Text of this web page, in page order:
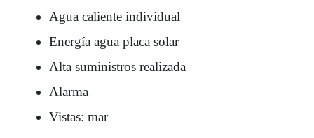
Agua caliente individual
Energía agua placa solar
Alta suministros realizada
Alarma
Vistas: mar